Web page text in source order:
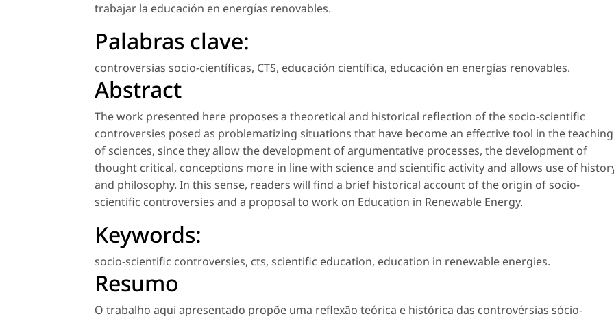
trabajar la educación en energías renovables.
Palabras clave:
controversias socio-científicas, CTS, educación científica, educación en energías renovables.
Abstract
The work presented here proposes a theoretical and historical reflection of the socio-scientific
controversies posed as problematizing situations that have become an effective tool in the teaching
of sciences, since they allow the development of argumentative processes, the development of
thought critical, conceptions more in line with science and scientific activity and allows use of
and philosophy. In this sense, readers will find a brief historical account of the origin of socio-
scientific controversies and a proposal to work on Education in Renewable Energy.
Keywords:
socio-scientific controversies, cts, scientific education, education in renewable energies.
Resumo
O trabalho aqui apresentado propõe uma reflexão teórica e histórica das controvérsias sócio-